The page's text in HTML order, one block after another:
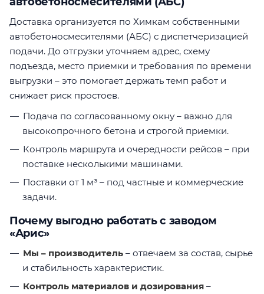
Доставка организуется по Химкам собственными
автобетоносмесителями (АБС) с диспетчеризацией
подачи. До отгрузки уточняем адрес, схему
подъезда, место приемки и требования по времени
выгрузки – это помогает держать темп работ и
снижает риск простоев.
Подача по согласованному окну – важно для
высокопрочного бетона и строгой приемки.
Контроль маршрута и очередности рейсов – при
поставке несколькими машинами.
Поставки от 1 м³ – под частные и коммерческие
задачи.
Почему выгодно работать с заводом
«Арис»
Мы – производитель – отвечаем за состав, сырье
и стабильность характеристик.
Контроль материалов и дозирования –